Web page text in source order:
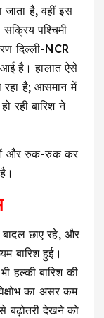
जाता है, वहीं इस
पश्चिमी
दिल्ली-NCR
है। हालात ऐसे
रहा है; आसमान में
रही बारिश ने
और रुक-रुक कर
छाए रहे, और
बारिश हुई।
हल्की बारिश की
का असर कम
बढ़ोतरी देखने को